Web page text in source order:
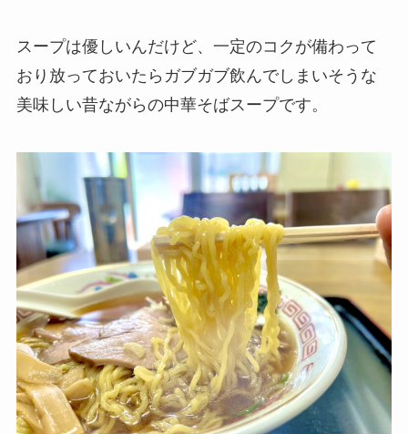
スープは優しいんだけど、一定のコクが備わって
おり放っておいたらガブガブ飲んでしまいそうな
美味しい昔ながらの中華そばスープです。